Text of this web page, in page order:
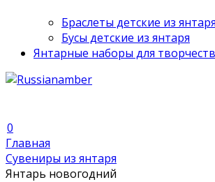
Браслеты детские из янтаря
Бусы детские из янтаря
Янтарные наборы для
0
Главная
Сувениры из янтаря
Янтарь новогодний